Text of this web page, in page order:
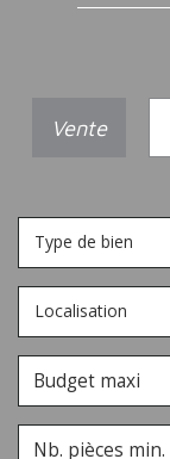
Vente
Type de bien
Localisation